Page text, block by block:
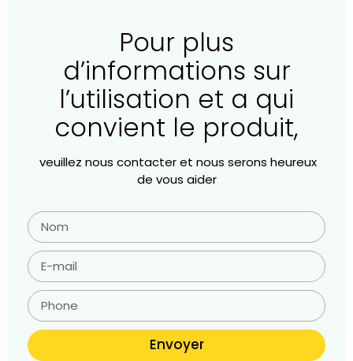
Pour plus
d’informations sur
l’utilisation et a qui
convient le produit,
veuillez nous contacter et nous serons heureux
de vous aider
Envoyer